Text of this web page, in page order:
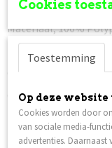
Materiaal; 100%
Totale hoogte; 30
Gewicht; 1800 gr/m2
Geschikt voor
Permanent
Kleurecht.
Cookies
Toestemming
Op deze
Cookies worden door
van sociale media-
advertenties. Daarnaast